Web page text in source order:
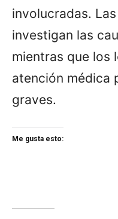
involucradas.
investigan las
mientras que los
atención médica
graves.
Me gusta esto: